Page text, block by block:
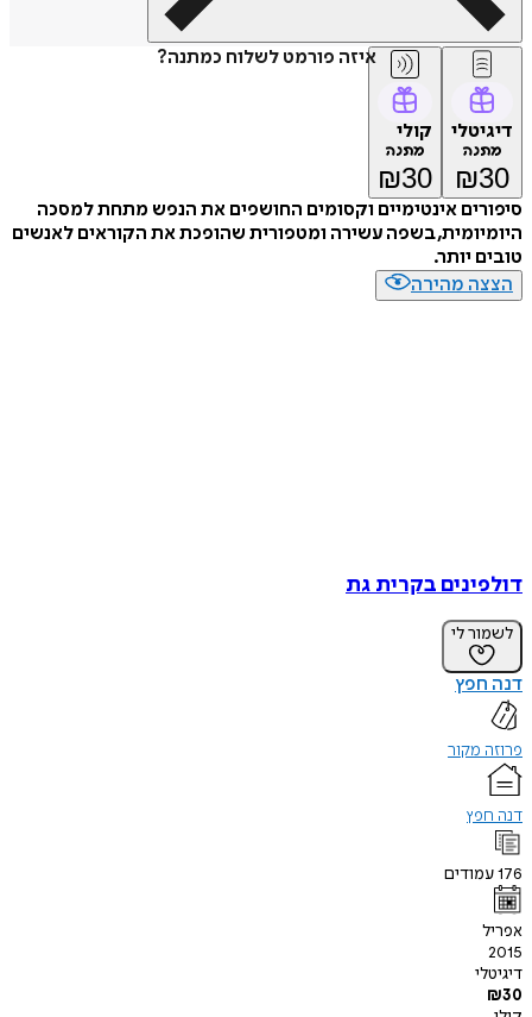
איזה פורמט לשלוח כמתנה?
דיגיטלי
מתנה
₪30
קולי
מתנה
₪30
סיפורים אינטימיים וקסומים החושפים את הנפש מתחת למסכה
היומיומית, בשפה עשירה ומטפורית שהופכת את הקוראים לאנשים
טובים יותר.
הצצה מהירה
דולפינים בקרית גת
לשמור לי
דנה חפץ
פרוזה מקור
דנה חפץ
176עמודים
אפריל
2015
דיגיטלי
₪30